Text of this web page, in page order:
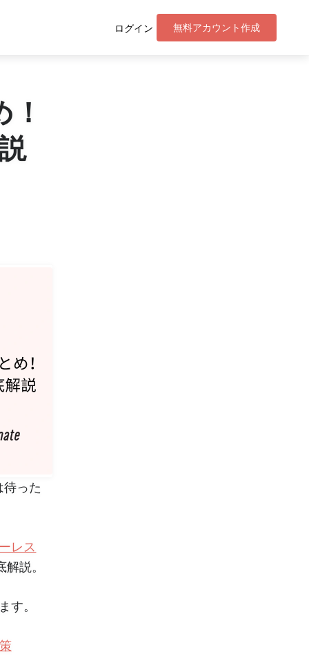
無料アカウント作成
ログイン
った
レス
説。
す。